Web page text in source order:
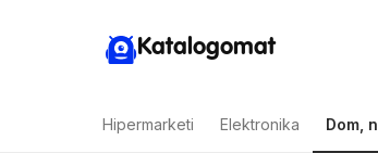
Katalogomat
Hipermarketi Elektronika Dom,